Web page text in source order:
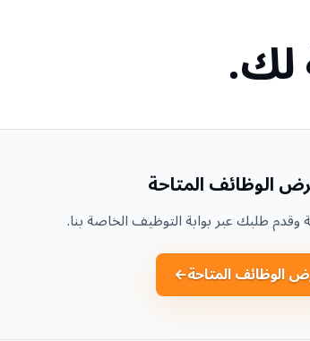
لك.
الوظائف المتاحة
طلبك عبر بوابة التوظيف الخاصة بنا.
الوظائف المتاحة←